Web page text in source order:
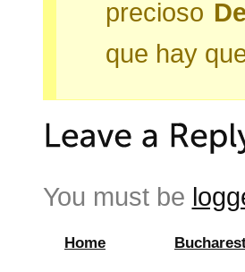
precioso
que hay
You must be
Home